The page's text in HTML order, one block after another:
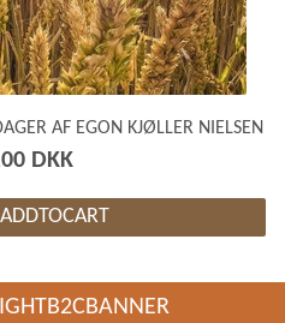
AF EGON KJØLLER NIELSEN
DKK
ADDTOCART